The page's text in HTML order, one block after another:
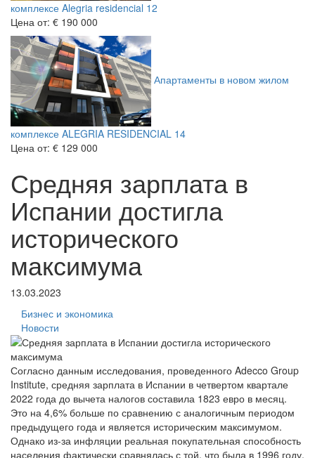
комплексе Alegria residencial 12
Цена от: € 190 000
Апартаменты в новом жилом
комплексе ALEGRIA RESIDENCIAL 14
Цена от: € 129 000
Средняя зарплата в
Испании достигла
исторического
максимума
13.03.2023
Бизнес и экономика
Новости
Согласно данным исследования, проведенного Adecco Group
Institute, средняя зарплата в Испании в четвертом квартале
2022 года до вычета налогов составила 1823 евро в месяц.
Это на 4,6% больше по сравнению с аналогичным периодом
предыдущего года и является историческим максимумом.
Однако из-за инфляции реальная покупательная способность
населения фактически сравнялась с той, что была в 1996 году.